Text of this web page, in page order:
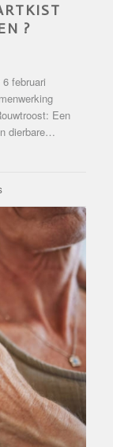
?
februari
Een
dierbare…